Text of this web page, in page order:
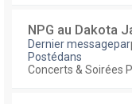
NPG au Dakota
Dernier messagepar
Postédans
Concerts & Soirées